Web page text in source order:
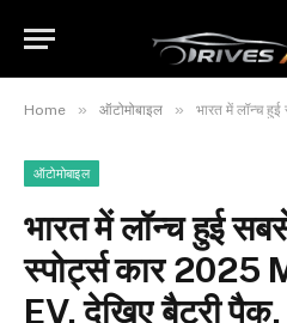
Home » ऑटोमोबाइल » भारत में लॉन्च हुई सबसे सस्ती
ऑटोमोबाइल
भारत में लॉन्च हुई
स्पोर्ट्स कार
EV, देखिए बैटरी